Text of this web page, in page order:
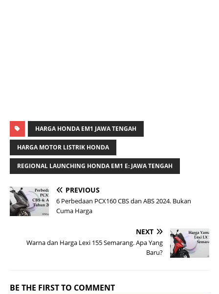
HARGA HONDA EM1 JAWA TENGAH
HARGA MOTOR LISTRIK HONDA
REGIONAL LAUNCHING HONDA EM1 E: JAWA TENGAH
PREVIOUS
6 Perbedaan PCX160 CBS dan ABS 2024. Bukan
Cuma Harga
NEXT
Warna dan Harga Lexi 155 Semarang. Apa Yang
Baru?
BE THE FIRST TO COMMENT